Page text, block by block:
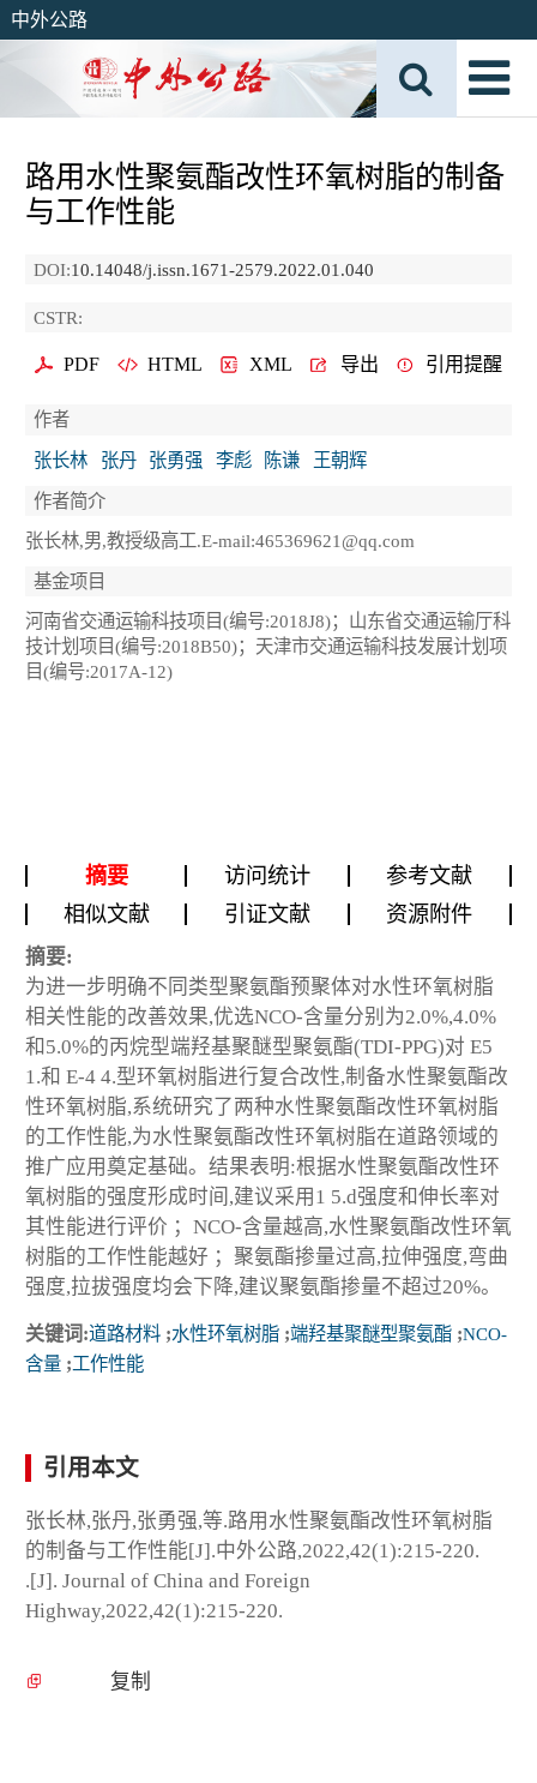
中外公路
路用水性聚氨酯改性环氧树脂的制备
与工作性能
DOI:10.14048/j.issn.1671-2579.2022.01.040
CSTR:
PDF HTML XML 导出 引用提醒
作者
张长林
张丹 张勇强 李彪 陈谦
王朝辉
作者简介
张长林,男,教授级高工.E-mail:465369621@qq.com
基金项目
河南省交通运输科技项目(编号:2018J8)；山东省交通运输厅科
技计划项目(编号:2018B50)；天津市交通运输科技发展计划项
目(编号:2017A-12)
摘要 访问统计
参考文献
相似文献
引证文献 资源附件
摘要:
为进一步明确不同类型聚氨酯预聚体对水性环氧树脂
相关性能的改善效果,优选NCO-含量分别为2.0%,4.0%
和5.0%的丙烷型端羟基聚醚型聚氨酯(TDI-PPG)对 E5
1.和 E-4 4.型环氧树脂进行复合改性,制备水性聚氨酯改
性环氧树脂,系统研究了两种水性聚氨酯改性环氧树脂
的工作性能,为水性聚氨酯改性环氧树脂在道路领域的
推广应用奠定基础。结果表明:根据水性聚氨酯改性环
氧树脂的强度形成时间,建议采用1 5.d强度和伸长率对
其性能进行评价 ；NCO-含量越高,水性聚氨酯改性环氧
树脂的工作性能越好 ；聚氨酯掺量过高,拉伸强度,弯曲
强度,拉拔强度均会下降,建议聚氨酯掺量不超过20%。
关键词:道路材料 ;水性环氧树脂 ;端羟基聚醚型聚氨酯 ;NCO-
含量 ;工作性能
引用本文
张长林,张丹,张勇强,等.路用水性聚氨酯改性环氧树脂
的制备与工作性能[J].中外公路,2022,42(1):215-220.
.[J]. Journal of China and Foreign
Highway,2022,42(1):215-220.
复制